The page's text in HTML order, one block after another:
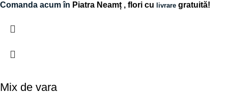
Comanda acum în Piatra Neamț , flori cu livrare gratuită!
Mix de vara